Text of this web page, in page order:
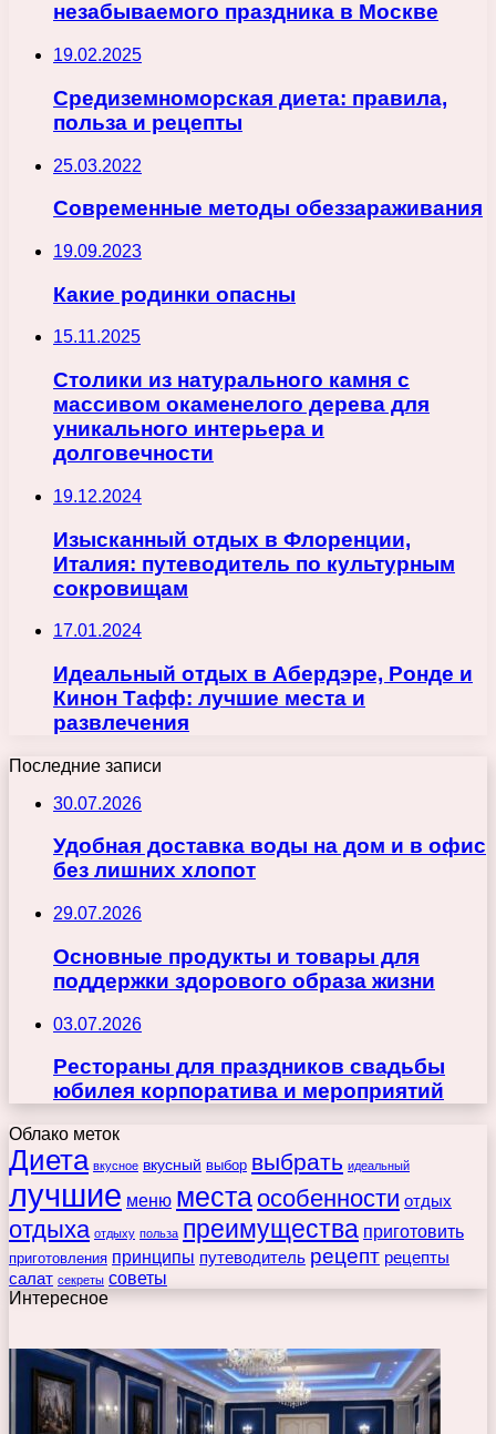
незабываемого праздника в Москве
19.02.2025
Средиземноморская диета: правила,
польза и рецепты
25.03.2022
Современные методы обеззараживания
19.09.2023
Какие родинки опасны
15.11.2025
Столики из натурального камня с
массивом окаменелого дерева для
уникального интерьера и
долговечности
19.12.2024
Изысканный отдых в Флоренции,
Италия: путеводитель по культурным
сокровищам
17.01.2024
Идеальный отдых в Абердэре, Ронде и
Кинон Тафф: лучшие места и
развлечения
Последние записи
30.07.2026
Удобная доставка воды на дом и в офис
без лишних хлопот
29.07.2026
Основные продукты и товары для
поддержки здорового образа жизни
03.07.2026
Рестораны для праздников свадьбы
юбилея корпоратива и мероприятий
Облако меток
Диета вкусное вкусный выбор выбрать идеальный
лучшие меню места особенности отдых
отдыха отдыху польза преимущества приготовить
приготовления принципы путеводитель рецепт рецепты
салат секреты советы
Интересное